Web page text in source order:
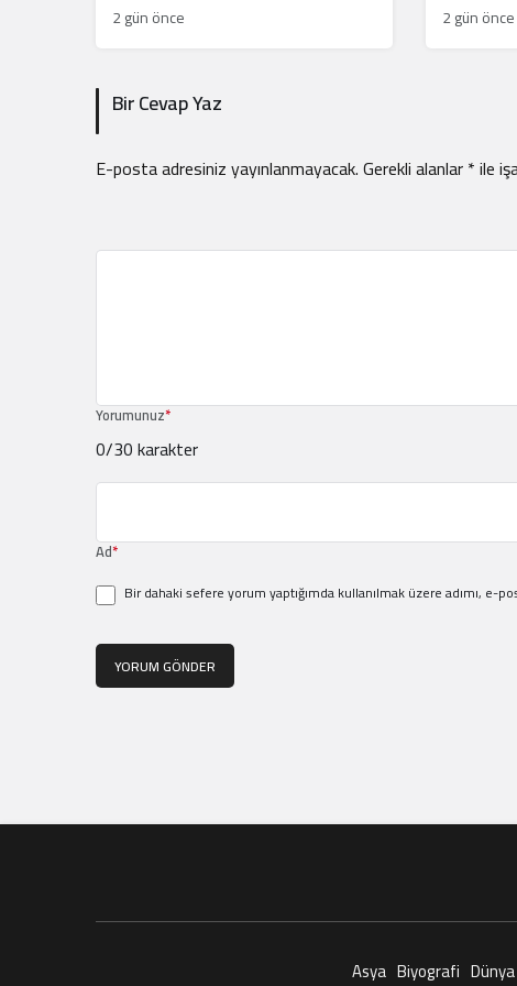
2 gün önce 2 gün önce
Bir Cevap Yaz
E-posta adresiniz yayınlanmayacak.Gerekli alanlar*ile
Yorumunuz*
0/30 karakter
Ad*
Bir dahaki sefere yorum yaptığımda kullanılmak üzere adımı, e-
YORUM GÖNDER
Asya Biyografi Dünya